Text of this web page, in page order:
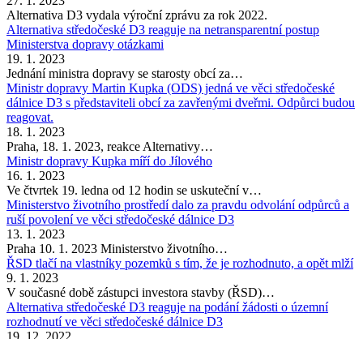
Alternativa D3 vydala výroční zprávu za rok 2022.
Alternativa středočeské D3 reaguje na netransparentní postup
Ministerstva dopravy otázkami
19. 1. 2023
Jednání ministra dopravy se starosty obcí za…
Ministr dopravy Martin Kupka (ODS) jedná ve věci středočeské
dálnice D3 s představiteli obcí za zavřenými dveřmi. Odpůrci budou
reagovat.
18. 1. 2023
Praha, 18. 1. 2023, reakce Alternativy…
Ministr dopravy Kupka míří do Jílového
16. 1. 2023
Ve čtvrtek 19. ledna od 12 hodin se uskuteční v…
Ministerstvo životního prostředí dalo za pravdu odvolání odpůrců a
ruší povolení ve věci středočeské dálnice D3
13. 1. 2023
Praha 10. 1. 2023 Ministerstvo životního…
ŘSD tlačí na vlastníky pozemků s tím, že je rozhodnuto, a opět mlží
9. 1. 2023
V současné době zástupci investora stavby (ŘSD)…
Alternativa středočeské D3 reaguje na podání žádosti o územní
rozhodnutí ve věci středočeské dálnice D3
19. 12. 2022